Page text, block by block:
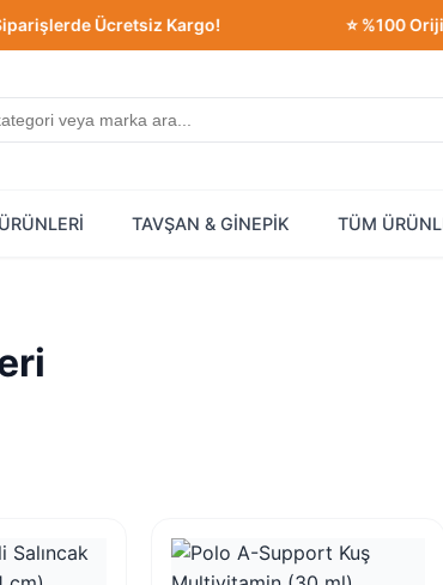
Ücretsiz Kargo! ⭐ %100 Orijinal
TAVŞAN & GİNEPİK TÜM